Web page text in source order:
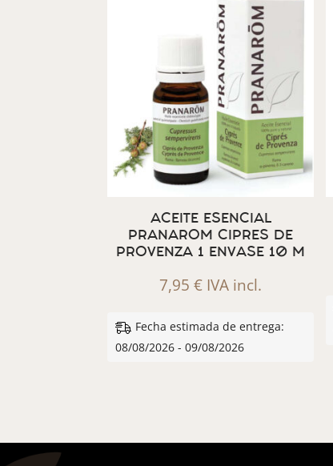
ACEITE ESENCIAL
PRANAROM CIPRES DE
PROVENZA 1 ENVASE 10 M
7,95€ IVA incl.
Fecha estimada de entrega:
08/08/2026 - 09/08/2026